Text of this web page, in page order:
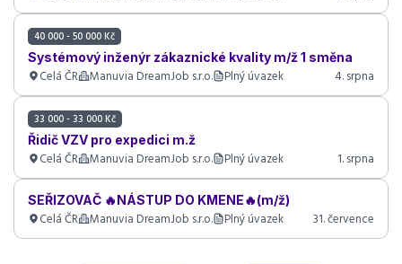
40 000 - 50 000 Kč
Systémový inženýr zákaznické kvality m/ž 1 směna
Celá ČR Manuvia DreamJob s.r.o. Plný úvazek 4. srpna
33 000 - 33 000 Kč
Řidič VZV pro expedici m.ž
Celá ČR Manuvia DreamJob s.r.o. Plný úvazek 1. srpna
SEŘIZOVAČ 🔥NÁSTUP DO KMENE🔥(m/ž)
Celá ČR Manuvia DreamJob s.r.o. Plný úvazek 31. července